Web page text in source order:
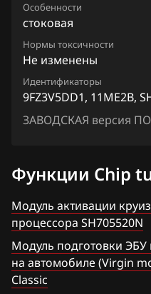
Geely
Genesis
GMC
Great Wall
Hawtai
Honda
Hongqi
Stagea
Sunny
Teana (J31)
Tiida
Titan
Versa Note
Wingroad
Особенности
стоковая
Нормы токсичности
Не изменены
Идентификаторы
9FZ3V5DD1, 11ME2B,
ЗАВОДСКАЯ версия ПО
Функции Chip
Модуль активации
процессора SH705520N
Модуль подготовки ЭБУ
на автомобиле (Virgin
Classic